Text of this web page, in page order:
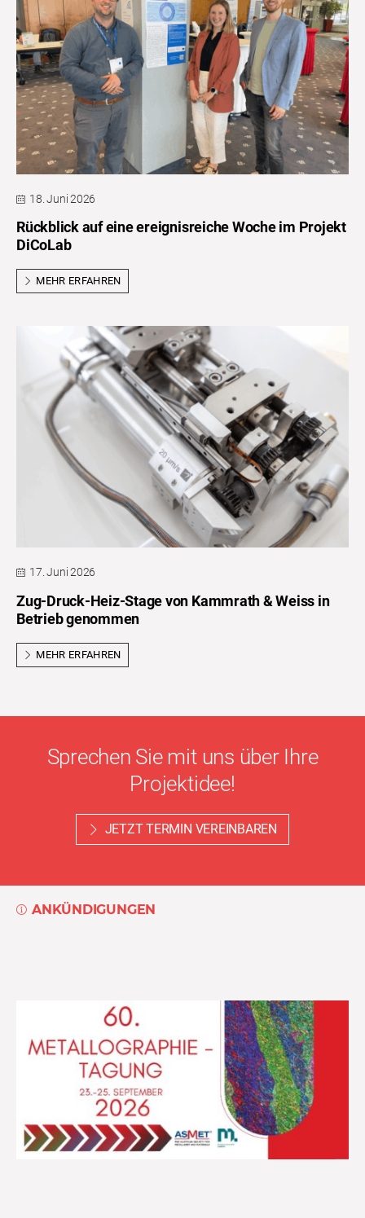
18. Juni 2026
Rückblick auf eine ereignisreiche Woche im Projekt
DiCoLab
MEHR ERFAHREN
17. Juni 2026
Zug-Druck-Heiz-Stage von Kammrath & Weiss in
Betrieb genommen
MEHR ERFAHREN
Sprechen Sie mit uns über Ihre
Projektidee!
JETZT TERMIN VEREINBAREN
ANKÜNDIGUNGEN